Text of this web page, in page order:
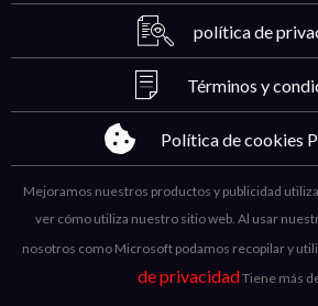
política de
Términos y
Política de cookies
Mejoramos nuestros productos y publicidad
ver cómo utiliza nuestro sitio web. Al usar
nosotros como Microsoft podamos recopilar y
de privacidadTiene más